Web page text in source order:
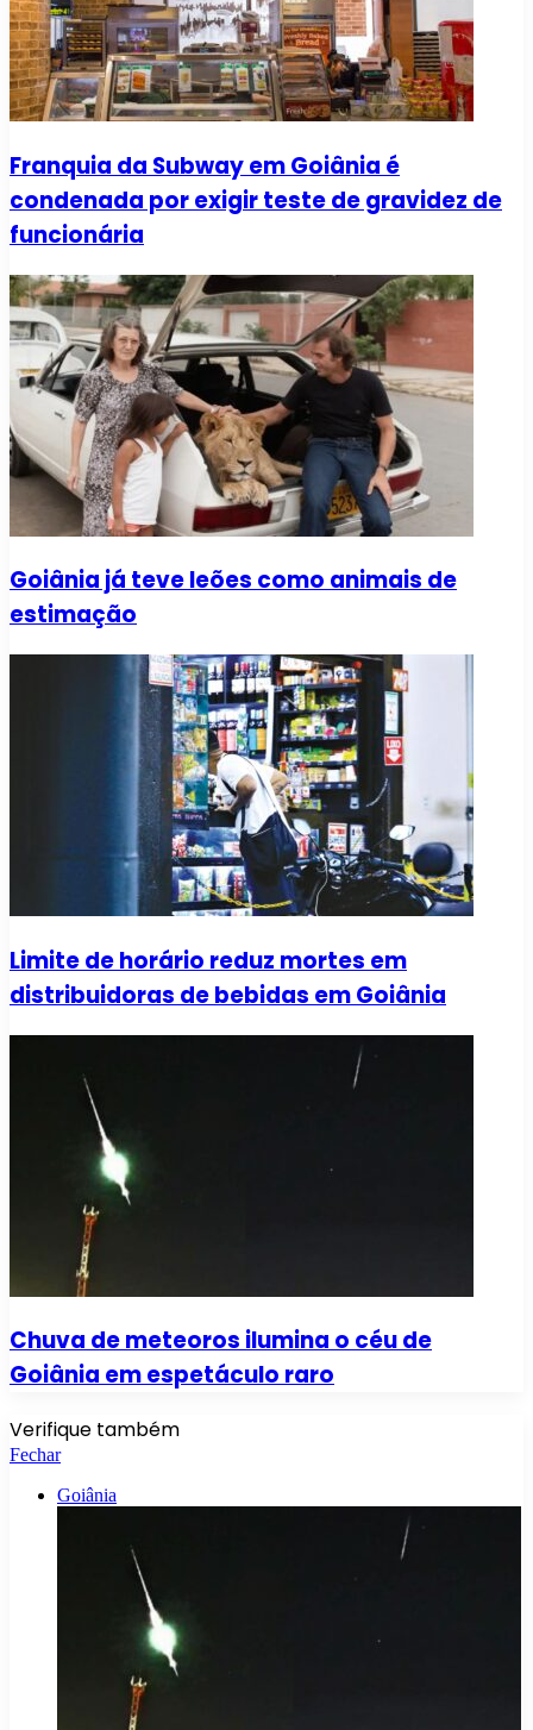
Franquia da Subway em Goiânia é
condenada por exigir teste de gravidez de
funcionária
Goiânia já teve leões como animais de
estimação
Limite de horário reduz mortes em
distribuidoras de bebidas em Goiânia
Chuva de meteoros ilumina o céu de
Goiânia em espetáculo raro
Verifique também
Fechar
Goiânia